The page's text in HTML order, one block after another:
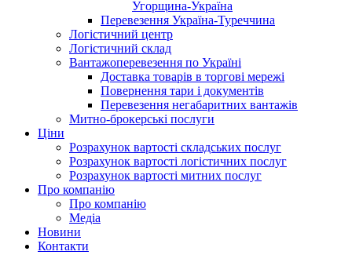
Угорщина-Україна
Перевезення Україна-Туреччина
Логістичний центр
Логістичний склад
Вантажоперевезення по Україні
Доставка товарів в торгові мережі
Повернення тари і документів
Перевезення негабаритних вантажів
Митно-брокерські послуги
Ціни
Розрахунок вартості складських послуг
Розрахунок вартості логістичних послуг
Розрахунок вартості митних послуг
Про компанію
Про компанію
Медіа
Новини
Контакти